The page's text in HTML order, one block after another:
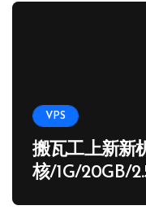
VPS
搬瓦工上新新
核/1G/20GB/